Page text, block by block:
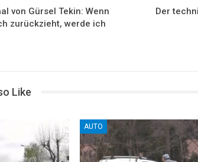
von Gürsel Tekin: Wenn
zurückzieht, werde ich
Der
Like
AUTO